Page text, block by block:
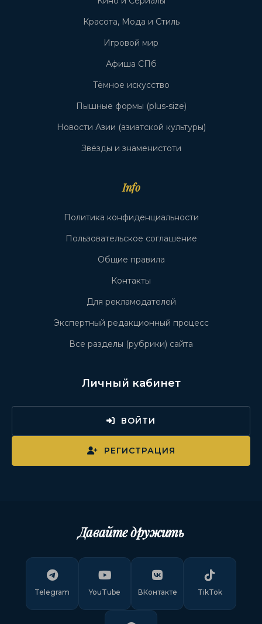
Красота, Мода и Стиль
Игровой мир
Афиша СПб
Тёмное искусство
Пышные формы (plus-size)
Новости Азии (азиатской культуры)
Звёзды и знаменистоти
Info
Политика конфиденциальности
Пользовательское соглашение
Общие правила
Контакты
Для рекламодателей
Экспертный редакционный процесс
Все разделы (рубрики) сайта
Личный кабинет
ВОЙТИ
РЕГИСТРАЦИЯ
Давайте дружить
Telegram YouTube ВКонтакте TikTok